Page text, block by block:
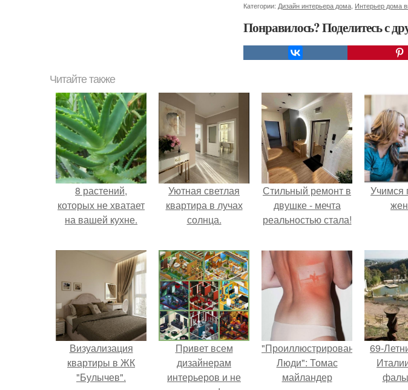
Категории: Дизайн интерьера дома Интерьер дома
Понравилось? Поделитесь с
Читайте также
8 растений,
которых не хватает
на вашей кухне.
Уютная светлая
квартира в лучах
солнца.
Стильный ремонт в
двушке - мечта
реальностью стала!
Учимся
Визуализация
квартиры в ЖК
"Булычев".
Привет всем
дизайнерам
интерьеров и не
"Проиллюстрированные
Люди": Томас
майландер
69-